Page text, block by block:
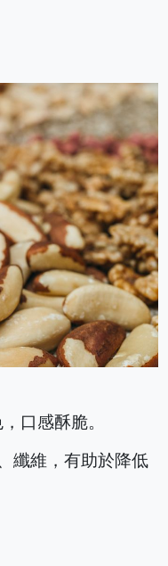
口感酥脆。
纖維，有助於降低